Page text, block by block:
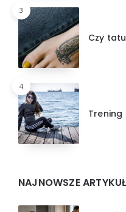
3
Czy
4
Trening
NAJNOWSZE